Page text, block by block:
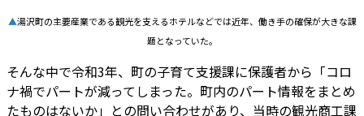
▲湯沢町の主要産業である観光を支えるホテルなどでは近年、働き手の確保が大きな課
題となっていた。
そんな中で令和3年、町の子育て支援課に保護者から「コロ
ナ禍でパートが減ってしまった。町内のパート情報をまとめ
たものはないか」との問い合わせがあり、当時の観光商工課